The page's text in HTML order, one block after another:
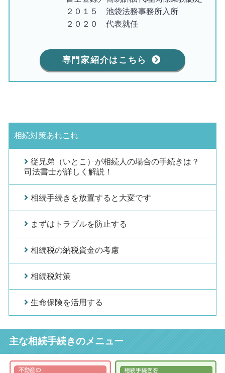
２０１５ 池袋法務事務所入所
２０２０ 代表就任
専門家紹介はこちら
相続対策あれこれ
従兄弟（いとこ）が相続人の場合の手続きは？
司法書士が詳しく解説！
相続手続きを放置すると大変です
まずはトラブルを防止する
相続税の納税資金の考慮
相続税対策
生命保険を活用する
主な相続手続きのメニュー